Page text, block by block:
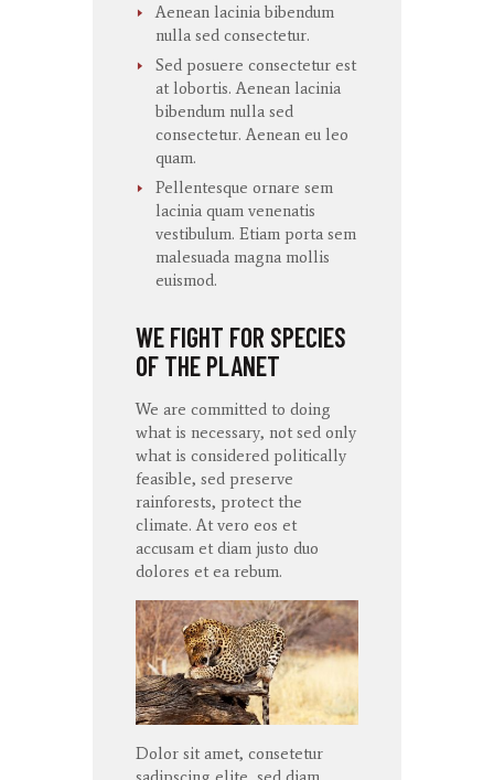
Aenean lacinia bibendum
nulla sed consectetur.
Sed posuere consectetur est
at lobortis. Aenean lacinia
bibendum nulla sed
consectetur. Aenean eu leo
quam.
Pellentesque ornare sem
lacinia quam venenatis
vestibulum. Etiam porta sem
malesuada magna mollis
euismod.
WE FIGHT FOR SPECIES
OF THE PLANET
We are committed to doing
what is necessary, not sed only
what is considered politically
feasible, sed preserve
rainforests, protect the
climate. At vero eos et
accusam et diam justo duo
dolores et ea rebum.
Dolor sit amet, consetetur